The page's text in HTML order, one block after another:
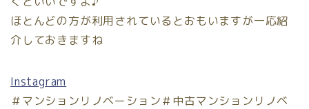
ほとんどの方が利用されているとおもいますが一応紹
介しておきますね
Instagram
＃マンションリノベーション＃中古マンションリノベ